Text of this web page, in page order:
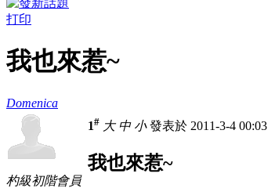
打印
我也來惹~
Domenica
杓級初階會員
1# 大 中 小發表於 2011-3-4 00:03
我也來惹~